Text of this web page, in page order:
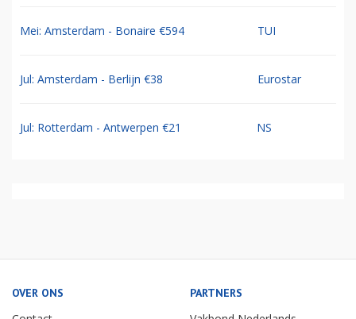
Mei: Amsterdam - Bonaire €594 TUI
Jul: Amsterdam - Berlijn €38 Eurostar
Jul: Rotterdam - Antwerpen €21 NS
OVER ONS PARTNERS